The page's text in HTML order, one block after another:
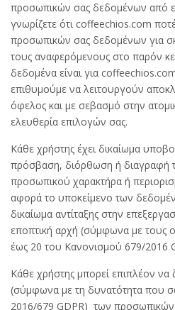
προσωπικών σας δεδομένων από
γνωρίζετε ότι coffeechios.com
προσωπικών σας δεδομένων για
τους αναφερόμενους στο παρόν
δεδομένα είναι για
επιθυμούμε να λειτουργούν
όφελος και με σεβασμό στην
ελευθερία επιλογών σας.
Κάθε χρήστης έχει δικαίωμα
πρόσβαση, διόρθωση ή διαγραφή
προσωπικού χαρακτήρα ή
αφορά το υποκείμενο των
δικαίωμα αντίταξης στην
εποπτική αρχή (σύμφωνα με τους
έως 20 του Κανονισμού 679/2016
Κάθε χρήστης μπορεί επιπλέον να
(σύμφωνα με τη δυνατότητα που
2016/679 GDPR) των